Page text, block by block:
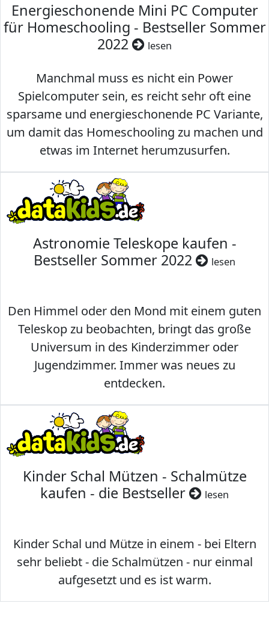
Energieschonende Mini PC Computer
für Homeschooling - Bestseller Sommer
2022
lesen
Manchmal muss es nicht ein Power
Spielcomputer sein, es reicht sehr oft eine
sparsame und energieschonende PC Variante,
um damit das Homeschooling zu machen und
etwas im Internet herumzusurfen.
Astronomie Teleskope kaufen -
Bestseller Sommer 2022
lesen
Den Himmel oder den Mond mit einem guten
Teleskop zu beobachten, bringt das große
Universum in des Kinderzimmer oder
Jugendzimmer. Immer was neues zu
entdecken.
Kinder Schal Mützen - Schalmütze
kaufen - die Bestseller
lesen
Kinder Schal und Mütze in einem - bei Eltern
sehr beliebt - die Schalmützen - nur einmal
aufgesetzt und es ist warm.